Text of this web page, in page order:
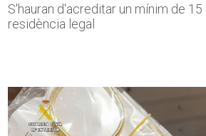
S'hauran d'acreditar un mínim de 15
residència legal